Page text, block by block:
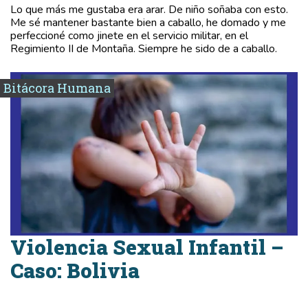
Lo que más me gustaba era arar. De niño soñaba con esto.
Me sé mantener bastante bien a caballo, he domado y me
perfeccioné como jinete en el servicio militar, en el
Regimiento II de Montaña. Siempre he sido de a caballo.
Bitácora Humana
Violencia Sexual Infantil –
Caso: Bolivia